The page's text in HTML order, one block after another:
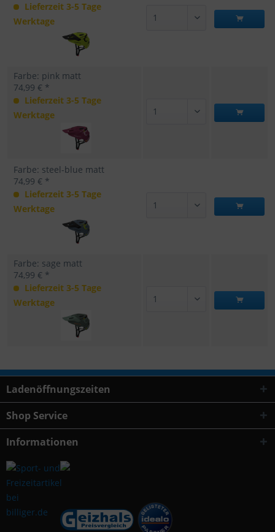
Lieferzeit 3-5 Tage
Werktage
Farbe: pink matt
74,99 € *
Lieferzeit 3-5 Tage
Werktage
Farbe: steel-blue matt
74,99 € *
Lieferzeit 3-5 Tage
Werktage
Farbe: sage matt
74,99 € *
Lieferzeit 3-5 Tage
Werktage
Ladenöffnungszeiten
Shop Service
Informationen